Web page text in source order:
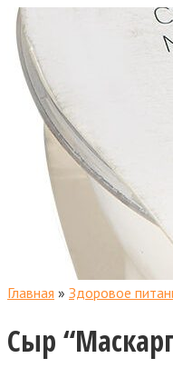
Главная » Здоровое
Сыр